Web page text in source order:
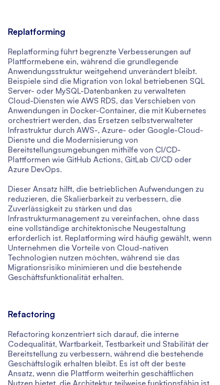
Replatforming
Replatforming führt begrenzte Verbesserungen auf
Plattformebene ein, während die grundlegende
Anwendungsstruktur weitgehend unverändert bleibt.
Beispiele sind die Migration von lokal betriebenen SQL
Server- oder MySQL-Datenbanken zu verwalteten
Cloud-Diensten wie AWS RDS, das Verschieben von
Anwendungen in Docker-Container, die mit Kubernetes
orchestriert werden, das Ersetzen selbstverwalteter
Infrastruktur durch AWS-, Azure- oder Google-Cloud-
Dienste und die Modernisierung von
Bereitstellungsumgebungen mithilfe von CI/CD-
Plattformen wie GitHub Actions, GitLab CI/CD oder
Azure DevOps.
Dieser Ansatz hilft, die betrieblichen Aufwendungen zu
reduzieren, die Skalierbarkeit zu verbessern, die
Zuverlässigkeit zu stärken und das
Infrastrukturmanagement zu vereinfachen, ohne dass
eine vollständige architektonische Neugestaltung
erforderlich ist. Replatforming wird häufig gewählt, wenn
Unternehmen die Vorteile von Cloud-nativen
Technologien nutzen möchten, während sie das
Migrationsrisiko minimieren und die bestehende
Geschäftsfunktionalität erhalten.
Refactoring
Refactoring konzentriert sich darauf, die interne
Codequalität, Wartbarkeit, Testbarkeit und Stabilität der
Bereitstellung zu verbessern, während die bestehende
Geschäftslogik erhalten bleibt. Es ist oft der beste
Ansatz, wenn die Plattform weiterhin geschäftlichen
Nutzen bietet, die Architektur teilweise funktionsfähig ist,